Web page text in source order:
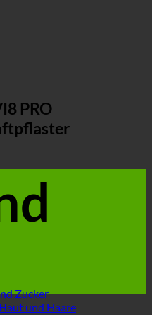
PRO
Zucker
und Haare